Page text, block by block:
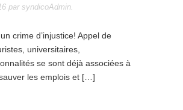
par syndicoAdmin.
crime d’injustice! Appel de
universitaires,
se sont déjà associées à
les emplois et […]